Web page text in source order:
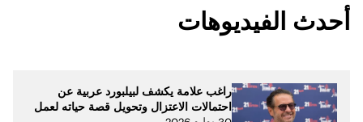
أحدث الفيديوهات
راغب علامة يكشف لبيلبورد عربية عن
احتمالات الاعتزال وتحويل قصة حياته لعمل